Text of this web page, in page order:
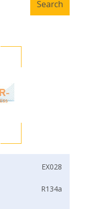
EX028
R134a